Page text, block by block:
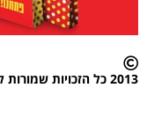
2013 כל הזכויות שמורות לאתר השרון פוסט